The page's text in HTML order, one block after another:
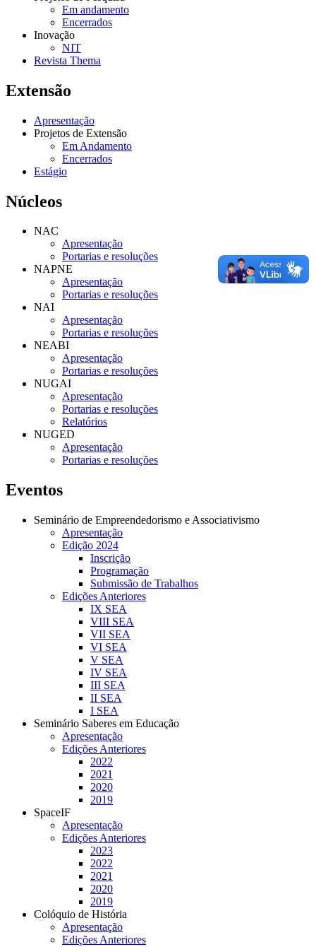
Em andamento
Encerrados
Inovação
NIT
Revista Thema
Extensão
Apresentação
Projetos de Extensão
Em Andamento
Encerrados
Estágio
Núcleos
NAC
Apresentação
Portarias e resoluções
NAPNE
Apresentação
Portarias e resoluções
NAI
Apresentação
Portarias e resoluções
NEABI
Apresentação
Portarias e resoluções
NUGAI
Apresentação
Portarias e resoluções
Relatórios
NUGED
Apresentação
Portarias e resoluções
Eventos
Seminário de Empreendedorismo e Associativismo
Apresentação
Edição 2024
Inscrição
Programação
Submissão de Trabalhos
Edições Anteriores
IX SEA
VIII SEA
VII SEA
VI SEA
V SEA
IV SEA
III SEA
II SEA
I SEA
Seminário Saberes em Educação
Apresentação
Edições Anteriores
2022
2021
2020
2019
SpaceIF
Apresentação
Edições Anteriores
2023
2022
2021
2020
2019
Colóquio de História
Apresentação
Edições Anteriores